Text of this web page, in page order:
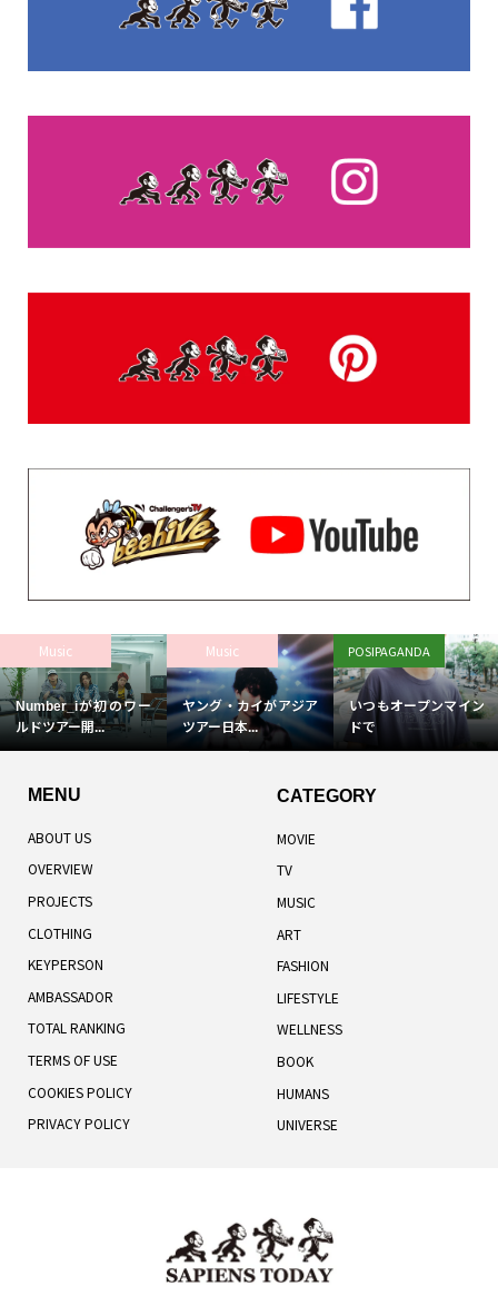
Music
Number_iが初のワー
ルドツアー開...
Music
ヤング・カイがアジア
ツアー日本...
POSIPAGANDA
いつもオープンマイン
ドで
MENU
ABOUT US
OVERVIEW
PROJECTS
CLOTHING
KEYPERSON
AMBASSADOR
TOTAL RANKING
TERMS OF USE
COOKIES POLICY
PRIVACY POLICY
CATEGORY
MOVIE
TV
MUSIC
ART
FASHION
LIFESTYLE
WELLNESS
BOOK
HUMANS
UNIVERSE